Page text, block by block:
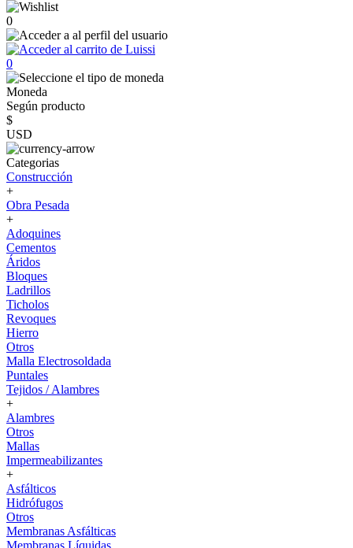
0
0
Moneda
Según producto
$
USD
Categorias
Construcción
+
Obra Pesada
+
Adoquines
Cementos
Áridos
Bloques
Ladrillos
Ticholos
Revoques
Hierro
Otros
Malla Electrosoldada
Puntales
Tejidos / Alambres
+
Alambres
Otros
Mallas
Impermeabilizantes
+
Asfálticos
Hidrófugos
Otros
Membranas Asfálticas
Membranas Líquidas